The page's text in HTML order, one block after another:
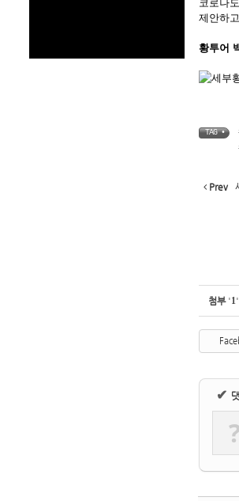
코로나
제안하
황투어
TAG •
Prev
첨부 '1'
✔